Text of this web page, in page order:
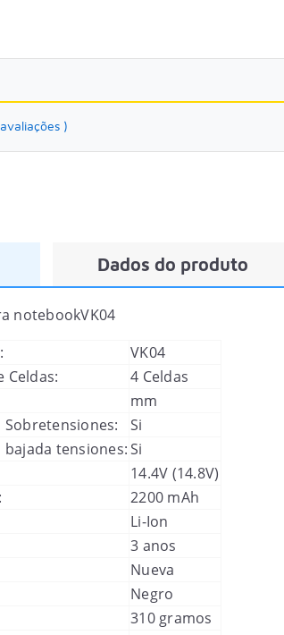
)
Dados do produto
notebookVK04
VK04
Celdas:
4 Celdas
mm
Si
tensiones:Si
14.4V (14.8V)
2200 mAh
Li-Ion
3 anos
Nueva
Negro
310 gramos